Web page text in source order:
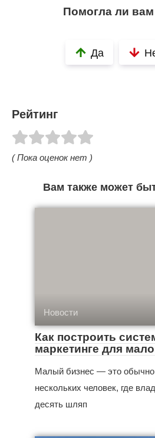
Помогла ли вам
Да
Рейтинг
( Пока оценок нет )
Вам также может
Новости
Как построить
маркетинге для
Малый бизнес — это обычно
нескольких человек, где
десять шляп